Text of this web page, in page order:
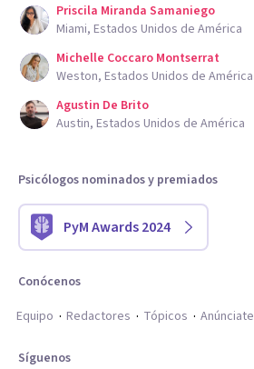
Priscila Miranda Samaniego
Miami, Estados Unidos de América
Michelle Coccaro Montserrat
Weston, Estados Unidos de América
Agustin De Brito
Austin, Estados Unidos de América
Psicólogos nominados y premiados
PyM Awards 2024
Conócenos
Equipo
Redactores Tópicos Anúnciate
Síguenos